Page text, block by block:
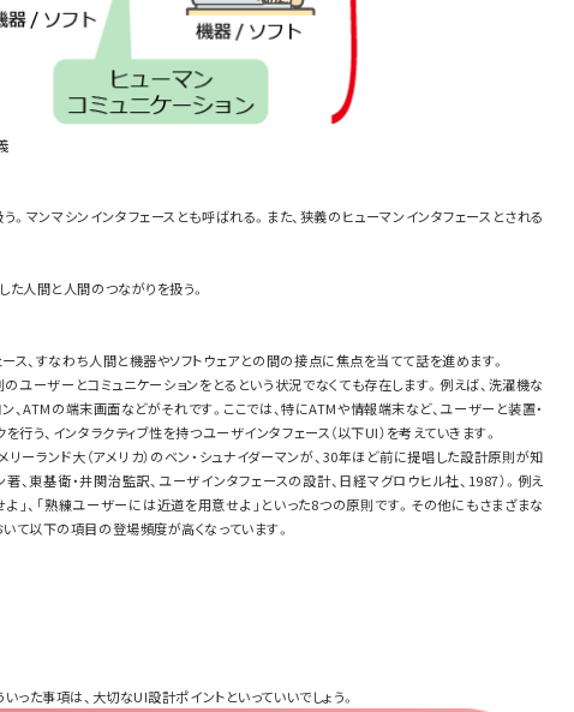
。マンマシンインタフェースとも呼ばれる。また、狭義のヒューマンインタフェースとされる
た人間と人間のつながりを扱う。
ス、すなわち人間と機器やソフトウェアとの間の接点に焦点を当てて話を進めます。
ユーザーとコミュニケーションをとるという状況でなくても存在します。例えば、洗濯機な
、ATMの端末画面などがそれです。ここでは、特にATMや情報端末など、ユーザーと装置・
行う、インタラクティブ性を持つユーザインタフェース（以下UI）を考えていきます。
リーランド大（アメリカ）のベン・シュナイダーマンが、30年ほど前に提唱した設計原則が知
著、東基衛・井関治監訳、ユーザインタフェースの設計、日経マグロウヒル社、1987）。例え
」、「熟練ユーザーには近道を用意せよ」といった8つの原則です。その他にもさまざまな
て以下の項目の登場頻度が高くなっています。
った事項は、大切なUI設計ポイントといっていいでしょう。